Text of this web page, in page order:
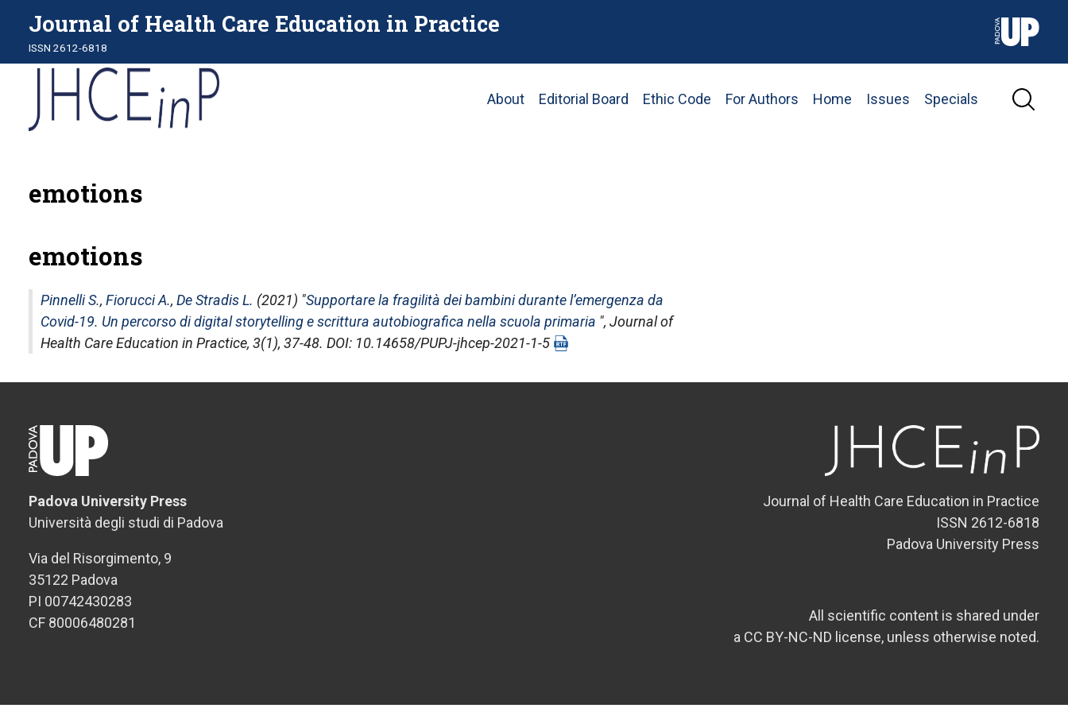
Journal of Health Care Education in Practice
ISSN 2612-6818
Main
About Editorial Board Ethic Code For Authors Home Issues Specials
emotions
emotions
Pinnelli S., Fiorucci A., De Stradis L. (2021) "Supportare la fragilità dei bambini durante l’emergenza da
Covid-19. Un percorso di digital storytelling e scrittura autobiografica nella scuola primaria ", Journal of
Health Care Education in Practice, 3(1), 37-48. DOI: 10.14658/PUPJ-jhcep-2021-1-5
Padova University Press
Università degli studi di Padova
Via del Risorgimento, 9
35122 Padova
PI 00742430283
CF 80006480281
Journal of Health Care Education in Practice
ISSN 2612-6818
Padova University Press
All scientific content is shared under
a CC BY-NC-ND license, unless otherwise noted.